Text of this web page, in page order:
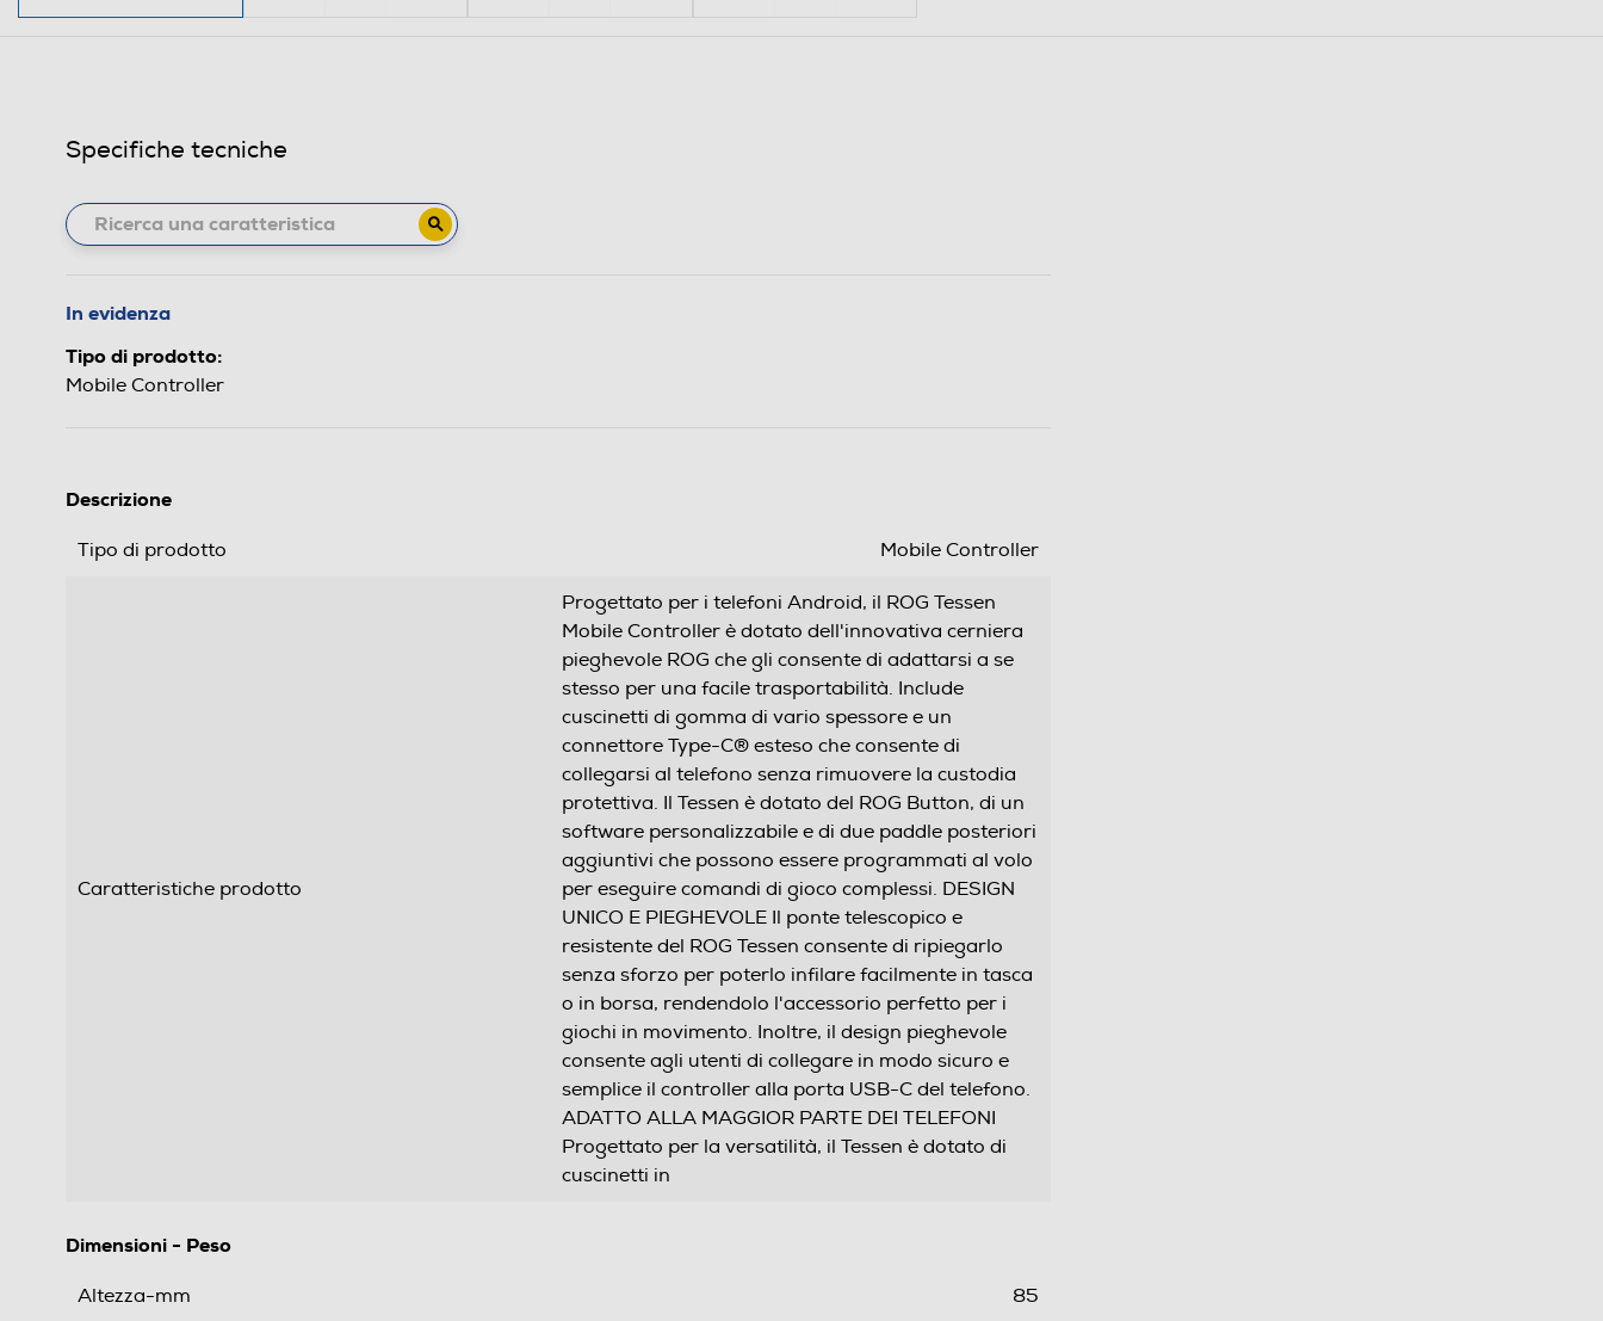
Specifiche tecniche
In evidenza
Tipo di prodotto:
Mobile Controller
Descrizione
Tipo di prodotto Mobile Controller
Caratteristiche prodotto
Progettato per i telefoni Android, il ROG Tessen
Mobile Controller è dotato dell'innovativa cerniera
pieghevole ROG che gli consente di adattarsi a se
stesso per una facile trasportabilità. Include
cuscinetti di gomma di vario spessore e un
connettore Type-C® esteso che consente di
collegarsi al telefono senza rimuovere la custodia
protettiva. Il Tessen è dotato del ROG Button, di un
software personalizzabile e di due paddle posteriori
aggiuntivi che possono essere programmati al volo
per eseguire comandi di gioco complessi. DESIGN
UNICO E PIEGHEVOLE Il ponte telescopico e
resistente del ROG Tessen consente di ripiegarlo
senza sforzo per poterlo infilare facilmente in tasca
o in borsa, rendendolo l'accessorio perfetto per i
giochi in movimento. Inoltre, il design pieghevole
consente agli utenti di collegare in modo sicuro e
semplice il controller alla porta USB-C del telefono.
ADATTO ALLA MAGGIOR PARTE DEI TELEFONI
Progettato per la versatilità, il Tessen è dotato di
cuscinetti in
Dimensioni - Peso
Altezza-mm 85